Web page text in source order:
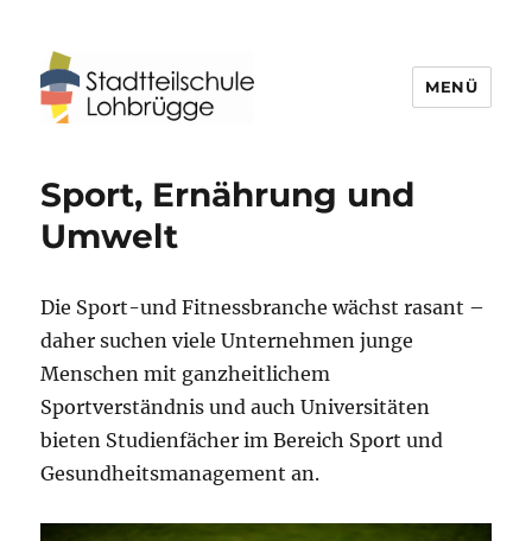
MENÜ
Sport, Ernährung und
Umwelt
Die Sport-und Fitnessbranche wächst rasant –
daher suchen viele Unternehmen junge
Menschen mit ganzheitlichem
Sportverständnis und auch Universitäten
bieten Studienfächer im Bereich Sport und
Gesundheitsmanagement an.